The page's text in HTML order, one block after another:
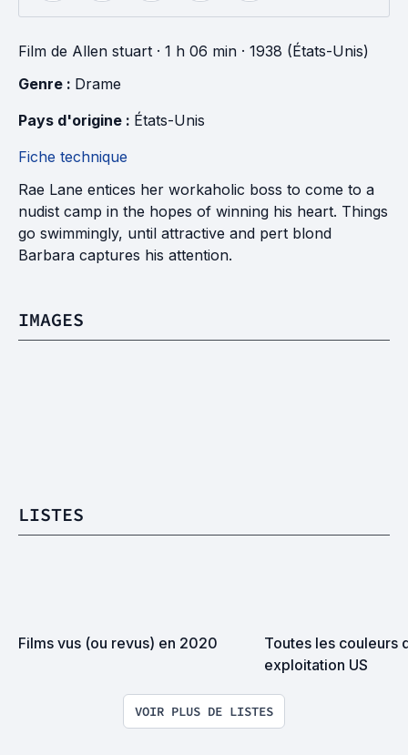
Film de Allen stuart · 1 h 06 min · 1938 (États-Unis)
Genre : Drame
Pays d'origine : États-Unis
Fiche technique
Rae Lane entices her workaholic boss to come to a
nudist camp in the hopes of winning his heart. Things
go swimmingly, until attractive and pert blond
Barbara captures his attention.
IMAGES
LISTES
Films vus (ou revus) en 2020
Toutes les couleurs
exploitation US
VOIR PLUS DE LISTES